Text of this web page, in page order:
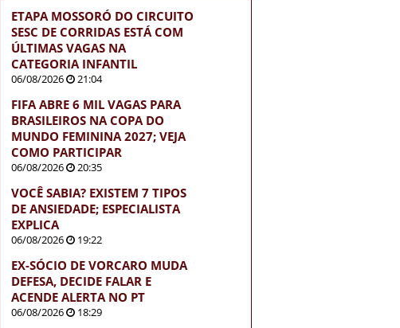
ETAPA MOSSORÓ DO CIRCUITO
SESC DE CORRIDAS ESTÁ COM
ÚLTIMAS VAGAS NA
CATEGORIA INFANTIL
06/08/2026 21:04
FIFA ABRE 6 MIL VAGAS PARA
BRASILEIROS NA COPA DO
MUNDO FEMININA 2027; VEJA
COMO PARTICIPAR
06/08/2026 20:35
VOCÊ SABIA? EXISTEM 7 TIPOS
DE ANSIEDADE; ESPECIALISTA
EXPLICA
06/08/2026 19:22
EX-SÓCIO DE VORCARO MUDA
DEFESA, DECIDE FALAR E
ACENDE ALERTA NO PT
06/08/2026 18:29